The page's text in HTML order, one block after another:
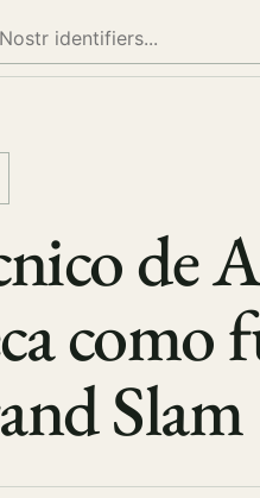
de
como
Slam